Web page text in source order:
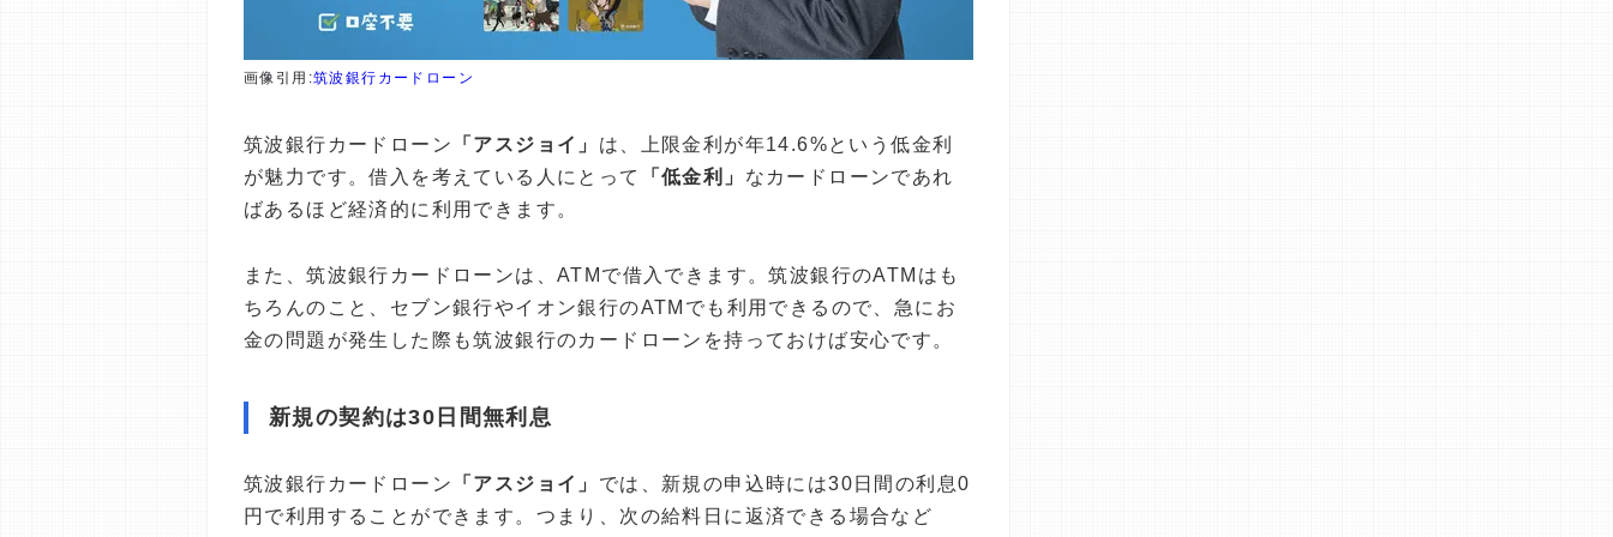
画像引用:筑波銀行カードローン
筑波銀行カードローン 「アスジョイ」 は、上限金利が年14.6%という低金利
が魅力です。借入を考えている人にとって
「低金利」 なカードローンであれ
ばあるほど経済的に利用できます。
また、筑波銀行カードローンは、ATMで借入できます。筑波銀行のATMはも
ちろんのこと、セブン銀行やイオン銀行のATMでも利用できるので、急にお
金の問題が発生した際も筑波銀行のカードローンを持っておけば安心です。
新規の契約は30日間無利息
筑波銀行カードローン 「アスジョイ」 では、新規の申込時には30日間の利息0
円で利用することができます。つまり、次の給料日に返済できる場合など